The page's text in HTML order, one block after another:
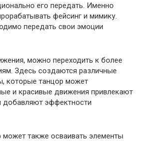
его передать. Именно
фейсинг и мимику.
передать свои эмоции
можно переходить к более
Здесь создаются различные
которые танцор может
и красивые движения привлекают
добавляют эффектности
также осваивать элементы